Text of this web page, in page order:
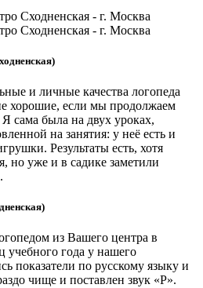
Сходненская - г. Москва
Сходненская - г. Москва
и личные качества логопеда
хорошие, если мы продолжаем
сама была на двух уроках,
на занятия: у неё есть и
Результаты есть, хотя
но уже и в садике заметили
из Вашего центра в
учебного года у нашего
показатели по русскому языку и
чище и поставлен звук «Р».